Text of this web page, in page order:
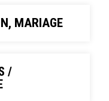
MARIAGE
/